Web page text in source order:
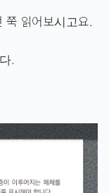
쭉 읽어보시고요.
.